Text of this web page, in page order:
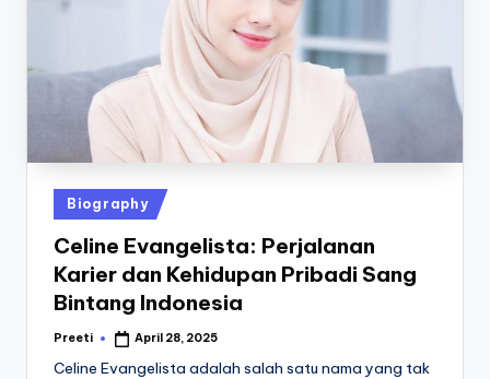
Posted
in
Biography
Celine Evangelista: Perjalanan
Karier dan Kehidupan Pribadi Sang
Bintang Indonesia
Posted
Preeti April 28, 2025
Celine Evangelista adalah salah satu nama yang tak